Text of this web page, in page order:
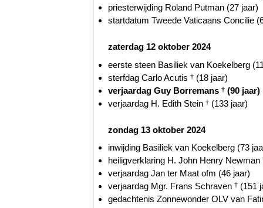
priesterwijding Roland Putman (27 jaar)
startdatum Tweede Vaticaans Concilie
zaterdag 12 oktober 2024
eerste steen Basiliek van Koekelberg
sterfdag Carlo Acutis † (18 jaar)
verjaardag Guy Borremans † (90 jaar)
verjaardag H. Edith Stein † (133 jaar)
zondag 13 oktober 2024
inwijding Basiliek van Koekelberg (73
heiligverklaring H. John Henry Newman
verjaardag Jan ter Maat ofm (46 jaar)
verjaardag Mgr. Frans Schraven † (151
gedachtenis Zonnewonder OLV van